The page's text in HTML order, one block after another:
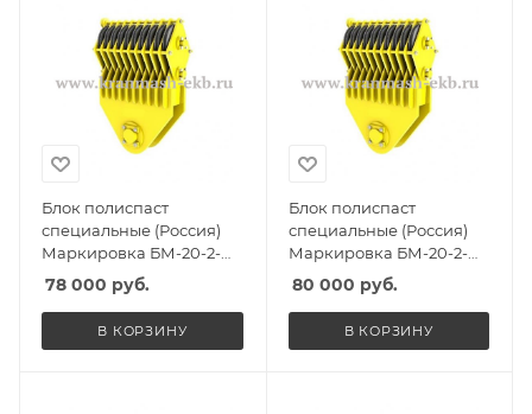
Блок полиспаст
специальные (Россия)
Маркировка БМ-20-2-
СГО, Масса 285кг,
Количество роликов 2, Г/
п 15т
78 000 руб.
В КОРЗИНУ
Блок полиспаст
специальные (Россия)
Маркировка БМ-20-2-
ССО, Масса 285кг,
Количество роликов 2, Г/
п 15т
80 000 руб.
В КОРЗИНУ